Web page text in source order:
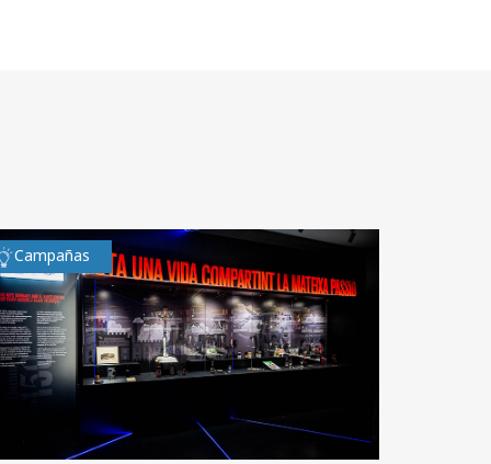
Campañas